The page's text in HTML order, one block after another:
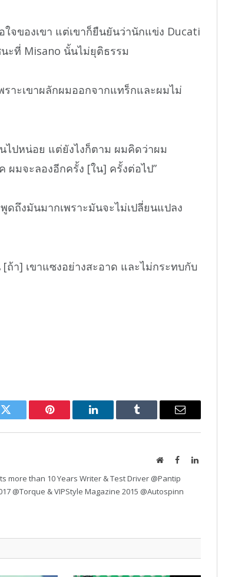
จของเขา แต่เขาก็ยืนยันว่านักแข่ง Ducati
ะที่ Misano นั้นไม่ยุติธรรม
ราะเขาผลักผมออกจากแทร็กและผมไม่
ไปหน่อย แต่ยังไงก็ตาม ผมคิดว่าผม
มจะลองอีกครั้ง [ใน] ครั้งต่อไป”
ถึงมันมากเพราะมันจะไม่เปลี่ยนแปลง
า] เขาแซงอย่างสะอาด และไม่กระทบกับ
Twitter Pinterest LinkedIn Tumblr Email
WebsiteFacebookLinkedIn
more than 10 Years Writer & Test Driver @Pantip
@Torque & VIPStyle Magazine 2015 @Autospinn